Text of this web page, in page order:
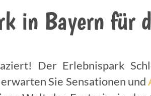
in Bayern für
Der Erlebnispark
Sie Sensationen und